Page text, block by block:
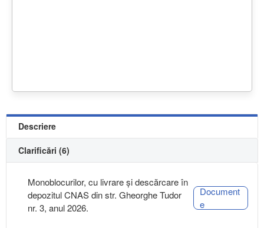
Descriere
Clarificări (6)
Monoblocurilor, cu livrare și descărcare în
depozitul CNAS din str. Gheorghe Tudor
nr. 3, anul 2026.
Document
e